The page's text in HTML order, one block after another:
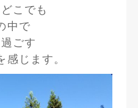
こでも
中で
ごす
感じます。